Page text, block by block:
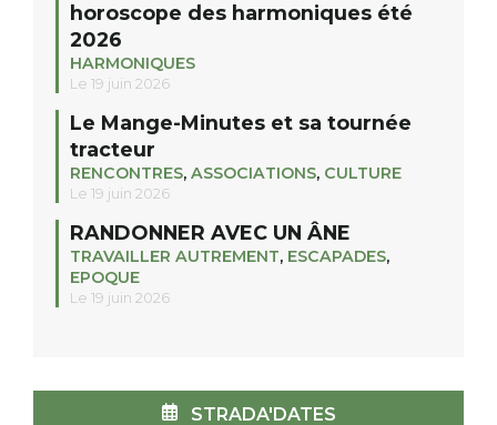
horoscope des harmoniques été
2026
HARMONIQUES
Le 19 juin 2026
Le Mange-Minutes et sa tournée
tracteur
RENCONTRES, ASSOCIATIONS, CULTURE
Le 19 juin 2026
RANDONNER AVEC UN ÂNE
TRAVAILLER AUTREMENT, ESCAPADES,
EPOQUE
Le 19 juin 2026
STRADA'DATES